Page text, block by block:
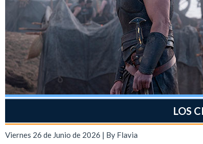
LOS
Viernes 26 de Junio de 2026 | By Flavia